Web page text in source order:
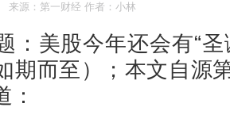
来源：第一财经 作者：小林
美股今年还会有“圣
期而至）；本文自源
：